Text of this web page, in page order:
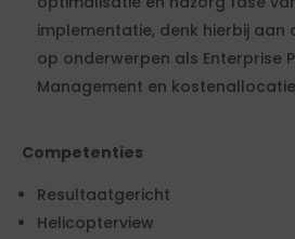
implementatie, denk hierbij aan
op onderwerpen als Enterprise
Management en kostenallocatie
Competenties
Resultaatgericht
Helicopterview